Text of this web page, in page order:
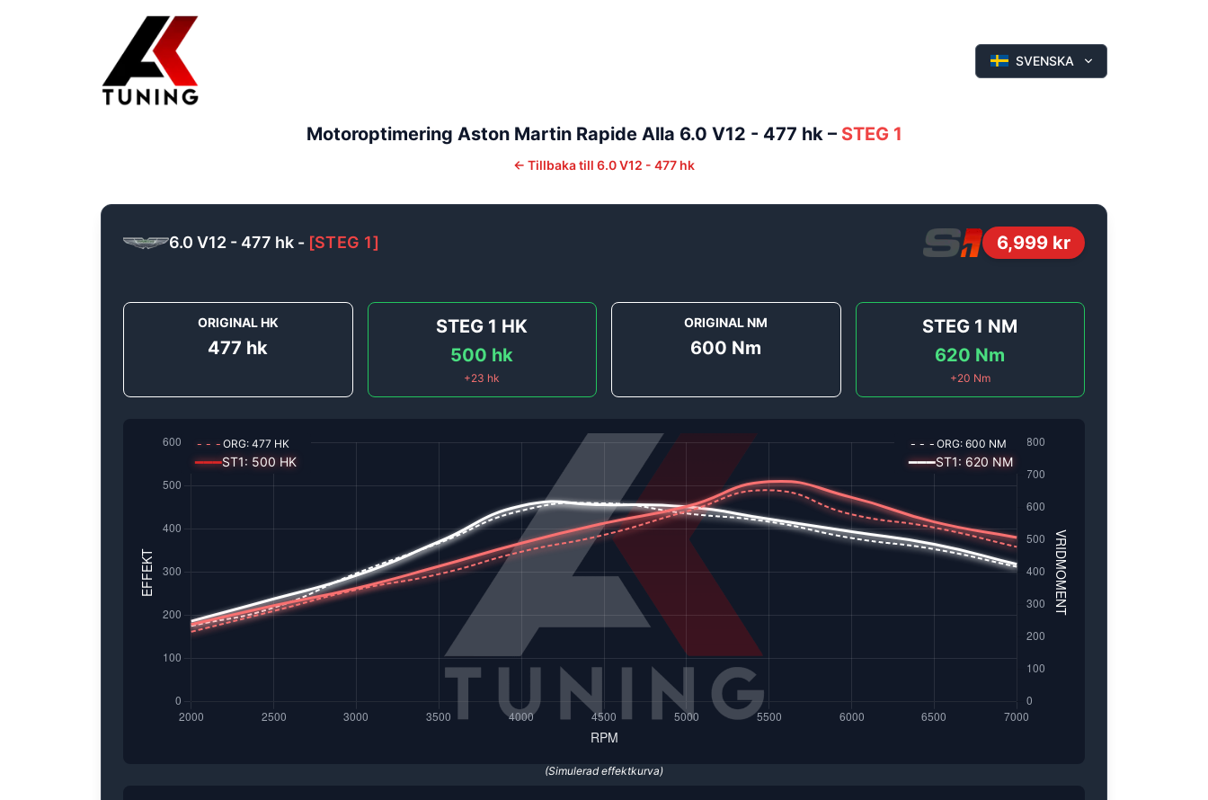
SVENSKA
Motoroptimering Aston Martin Rapide Alla 6.0 V12 - 477 hk– STEG 1
← Tillbaka till 6.0 V12 - 477 hk
6.0 V12 - 477 hk- [STEG 1] 6,999 kr
ORIGINAL HK
477 hk
STEG 1 HK
500 hk
+23 hk
ORIGINAL NM
600 Nm
STEG 1 NM
620 Nm
+20 Nm
---ORG:477 HK
━━━ST1: 500 HK
---ORG:600 NM
━━━ST1: 620 NM
(Simulerad effektkurva)